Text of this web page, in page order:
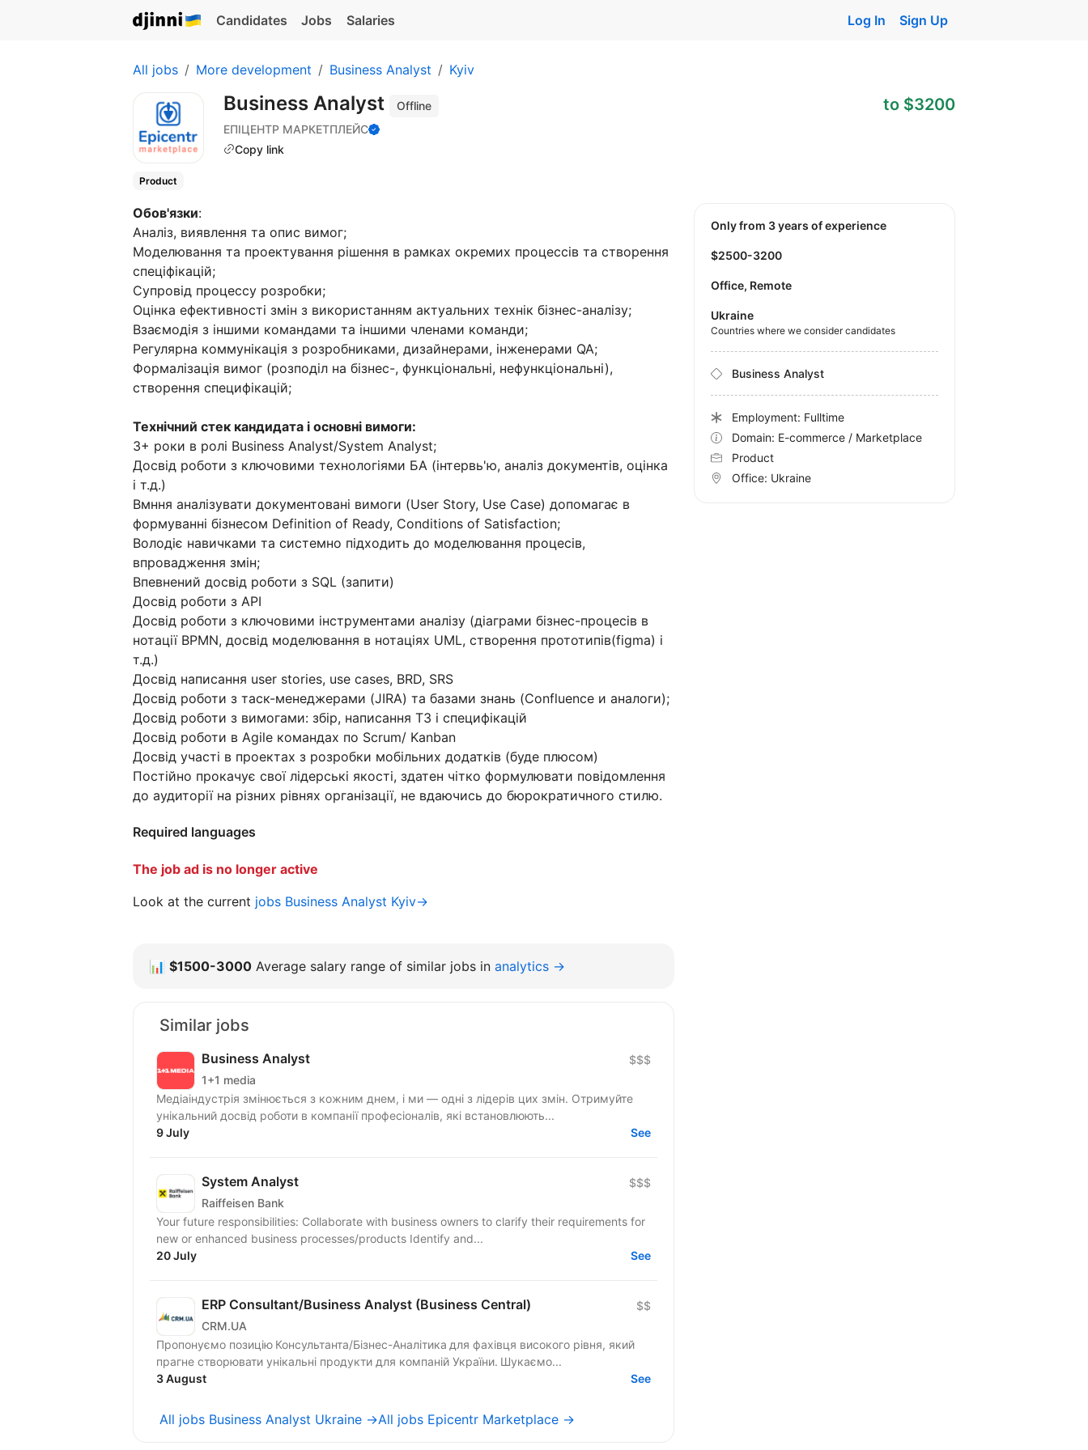
Candidates Jobs Salaries Log In Sign Up
All jobs More development Business Analyst Kyiv
Business Analyst
Offline
ЕПІЦЕНТР МАРКЕТПЛЕЙС
Copy link
to $3200
Product
Обов'язки:
Аналіз, виявлення та опис вимог;
Моделювання та проектування рішення в рамках окремих процессів та створення
спеціфікацій;
Супровід процессу розробки;
Оцінка ефективності змін з використанням актуальних технік бізнес-аналізу;
Взаємодія з іншими командами та іншими членами команди;
Регулярна коммунікація з розробниками, дизайнерами, інженерами QA;
Формалізація вимог (розподіл на бізнес-, функціональні, нефункціональні),
створення специфікацій;
Технічний стек кандидата і основні вимоги:
3+ роки в ролі Business Analyst/System Analyst;
Досвід роботи з ключовими технологіями БА (інтервь'ю, аналіз документів, оцінка
і т.д.)
Вмння аналізувати документовані вимоги (User Story, Use Case) допомагає в
формуванні бізнесом Definition of Ready, Conditions of Satisfaction;
Володіє навичками та системно підходить до моделювання процесів,
впровадження змін;
Впевнений досвід роботи з SQL (запити)
Досвід роботи з API
Досвід роботи з ключовими інструментами аналізу (діаграми бізнес-процесів в
нотації BPMN, досвід моделювання в нотаціях UML, створення прототипів(figma) і
т.д.)
Досвід написання user stories, use cases, BRD, SRS
Досвід роботи з таск-менеджерами (JIRA) та базами знань (Confluence и аналоги);
Досвід роботи з вимогами: збір, написання ТЗ і специфікацій
Досвід роботи в Agile командах по Scrum/ Kanban
Досвід участі в проектах з розробки мобільних додатків (буде плюсом)
Постійно прокачує свої лідерські якості, здатен чітко формулювати повідомлення
до аудиторії на різних рівнях організації, не вдаючись до бюрократичного стилю.
Required languages
The job ad is no longer active
Look at the current jobs Business Analyst Kyiv→
Only from 3 years of experience
$2500-3200
Office, Remote
Ukraine
Countries where we consider candidates
Business Analyst
Employment: Fulltime
Domain: E-commerce / Marketplace
Product
Office: Ukraine
📊 $1500-3000 Average salary range of similar jobs in analytics →
Similar jobs
Business Analyst
1+1 media
$$$
Медіаіндустрія змінюється з кожним днем, і ми — одні з лідерів цих змін. Отримуйте
унікальний досвід роботи в компанії професіоналів, які встановлюють...
9 July
See
System Analyst
Raiffeisen Bank
$$$
Your future responsibilities: Collaborate with business owners to clarify their requirements for
new or enhanced business processes/products Identify and...
20 July
See
ERP Consultant/Business Analyst (Business Central)
CRM.UA
$$
Пропонуємо позицію Консультанта/Бізнес-Аналітика для фахівця високого рівня, який
прагне створювати унікальні продукти для компаній України. Шукаємо...
3 August
See
All jobs Business Analyst Ukraine →All jobs Epicentr Marketplace →